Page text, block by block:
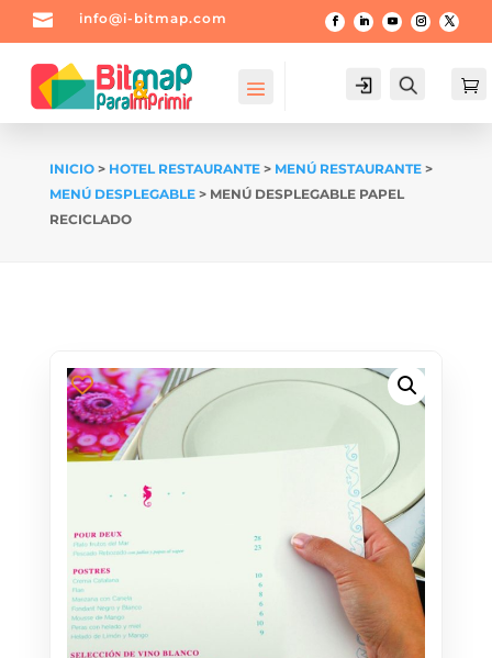
 info@i-bitmap.com
Login Buscar
INICIO> HOTEL RESTAURANTE> MENÚ RESTAURANTE>
MENÚ DESPLEGABLE> MENÚ DESPLEGABLE PAPEL
RECICLADO